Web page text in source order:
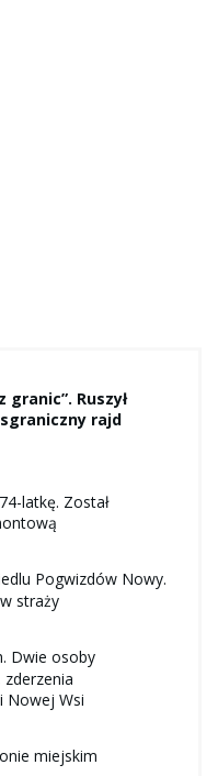
granic”. Ruszył
rajd
latkę. Został
Pogwizdów Nowy.
straży
Dwie osoby
Nowej Wsi
miejskim